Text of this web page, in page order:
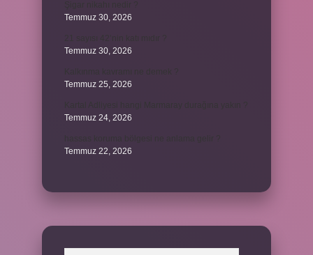
Temmuz 30, 2026
Temmuz 30, 2026
Temmuz 25, 2026
Temmuz 24, 2026
Temmuz 22, 2026